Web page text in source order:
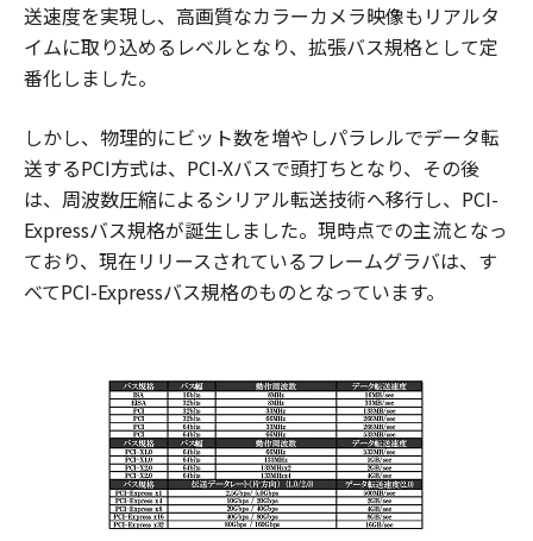
送速度を実現し、高画質なカラーカメラ映像もリアルタ
イムに取り込めるレベルとなり、拡張バス規格として定
番化しました。
しかし、物理的にビット数を増やしパラレルでデータ転
送するPCI方式は、PCI-Xバスで頭打ちとなり、その後
は、周波数圧縮によるシリアル転送技術へ移行し、PCI-
Expressバス規格が誕生しました。現時点での主流となっ
ており、現在リリースされているフレームグラバは、す
べてPCI-Expressバス規格のものとなっています。